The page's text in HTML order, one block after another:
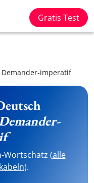
Gratis Test
Demander-imperatif
Wortschatz (alle
).